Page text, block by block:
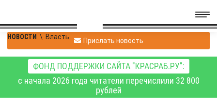
НОВОСТИ \ Власть Прислать новость
ФОНД ПОДДЕРЖКИ САЙТА "КРАСРАБ.РУ":
с начала 2026 года читатели перечислили 32 800
рублей